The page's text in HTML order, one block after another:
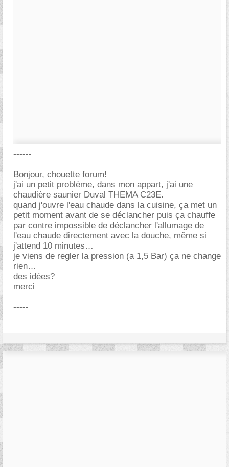
------
Bonjour, chouette forum!
j'ai un petit problème, dans mon appart, j'ai une
chaudière saunier Duval THEMA C23E.
quand j'ouvre l'eau chaude dans la cuisine, ça met un
petit moment avant de se déclancher puis ça chauffe
par contre impossible de déclancher l'allumage de
l'eau chaude directement avec la douche, même si
j'attend 10 minutes
je viens de regler la pression (a 1,5 Bar) ça ne change
rien
des idées?
merci
-----